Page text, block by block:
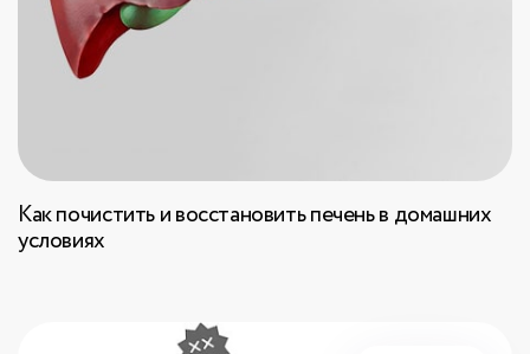
Как почистить и восстановить печень в домашних
условиях